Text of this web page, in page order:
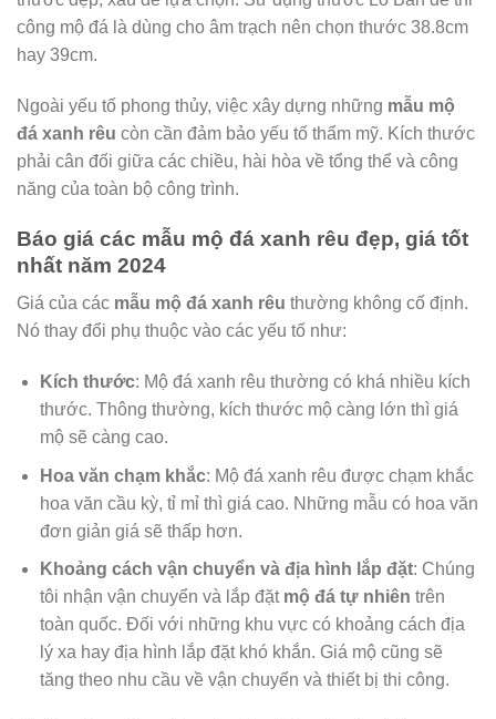
công mộ đá là dùng cho âm trạch nên chọn thước 38.8cm
hay 39cm.
Ngoài yếu tố phong thủy, việc xây dựng những mẫu mộ
đá xanh rêu còn cần đảm bảo yếu tố thẩm mỹ. Kích thước
phải cân đối giữa các chiều, hài hòa về tổng thể và công
năng của toàn bộ công trình.
Báo giá các mẫu mộ đá xanh rêu đẹp, giá tốt
nhất năm 2024
Giá của các mẫu mộ đá xanh rêu thường không cố định.
Nó thay đổi phụ thuộc vào các yếu tố như:
Kích thước: Mộ đá xanh rêu thường có khá nhiều kích
thước. Thông thường, kích thước mộ càng lớn thì giá
mộ sẽ càng cao.
Hoa văn chạm khắc: Mộ đá xanh rêu được chạm khắc
hoa văn cầu kỳ, tỉ mỉ thì giá cao. Những mẫu có hoa văn
đơn giản giá sẽ thấp hơn.
Khoảng cách vận chuyển và địa hình lắp đặt: Chúng
tôi nhận vận chuyển và lắp đặt mộ đá tự nhiên trên
toàn quốc. Đối với những khu vực có khoảng cách địa
lý xa hay địa hình lắp đặt khó khắn. Giá mộ cũng sẽ
tăng theo nhu cầu về vận chuyển và thiết bị thi công.